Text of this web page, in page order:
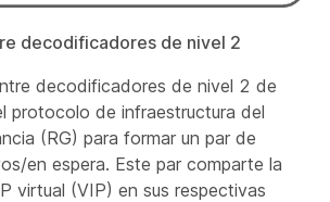
decodificadores de nivel 2
decodificadores de nivel 2 de
protocolo de infraestructura del
(RG) para formar un par de
en espera. Este par comparte la
virtual (VIP) en sus respectivas